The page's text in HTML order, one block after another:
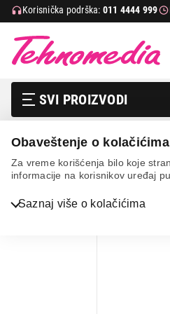
Obaveštenje o kolačićima
Za vreme korišćenja bilo koje
informacije na korisnikov uređaj
Saznaj više o kolačićima
Korisnička podrška: 011 4444 999
SVI PROIZVODI
Mali kućni aparati